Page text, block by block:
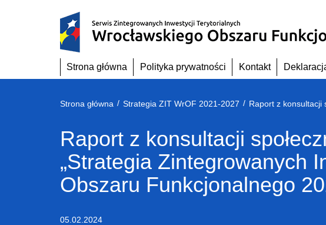
Strona główna Polityka prywatności Kontakt
Strona główna / Strategia ZIT WrOF 2021-2027 /
Raport z konsultacji
„Strategia Zintegrowanych
Obszaru Funkcjonalnego
05.02.2024